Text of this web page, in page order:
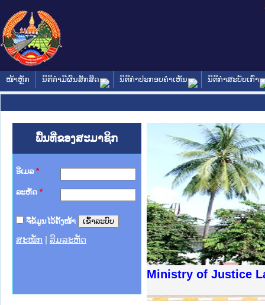
ໜ້າຫຼັກ ນິຕິກໍາມີຜົນສັກສິດ ນິຕິກໍາປະກອບຄໍາເຫັນ ນິຕິກໍາສະບັບເກົ່າ
ພື້ນທີ່ຂອງສະມາຊິກ
ອີເມລ *
ລະຫັດ *
ຈື່ຂໍ້ມູນໄວ້ຄັ້ງໜ້າ
ສະໝັກ ລືມລະຫັດ
Ministry of Justice
ຊາຊົນ ພາກເໜືອ
ການ
ກາງ
ກໃຕ້
ນຕຳຫຼວດປະຊາຊົນ
ສັນຕິບານປະຊາຊົນ
ກເໜືອ
ຊາຊົນ ພາກກາງ